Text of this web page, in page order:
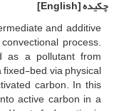
چکیده[English]
and additive
process.
as a pollutant from
bed, via physical
carbon. In this
active carbon in a